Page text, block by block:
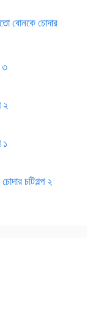
বোনকে চোদার
৩
২
১
চটিগল্প ২